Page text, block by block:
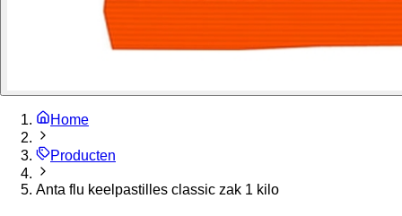
Home
Producten
Anta flu keelpastilles classic zak 1 kilo